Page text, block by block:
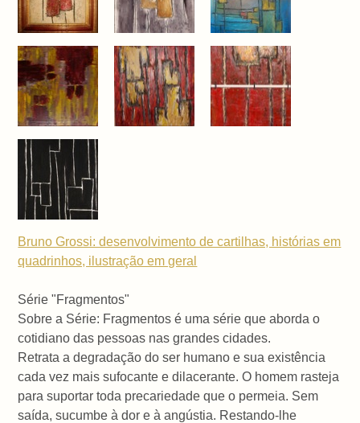
Bruno Grossi: desenvolvimento de cartilhas, histórias em
quadrinhos, ilustração em geral
Série "Fragmentos"
Sobre a Série: Fragmentos é uma série que aborda o
cotidiano das pessoas nas grandes cidades.
Retrata a degradação do ser humano e sua existência
cada vez mais sufocante e dilacerante. O homem rasteja
para suportar toda precariedade que o permeia. Sem
saída, sucumbe à dor e à angústia. Restando-lhe